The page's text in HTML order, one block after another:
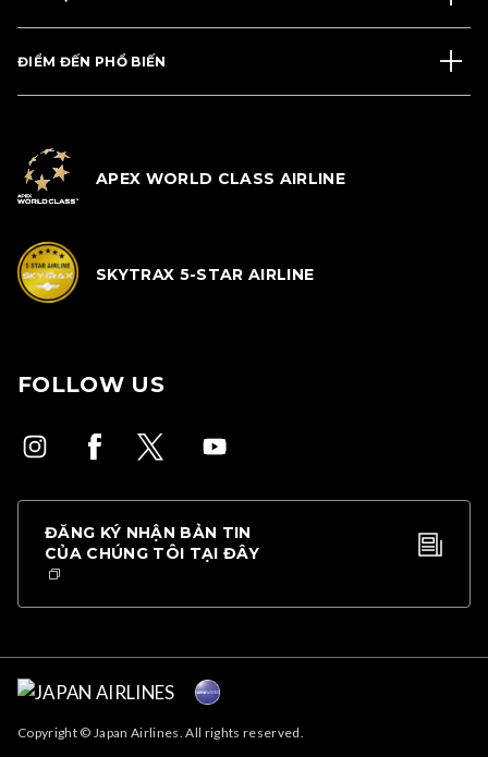
ĐIỂM ĐẾN PHỔ BIẾN
APEX WORLD CLASS AIRLINE
SKYTRAX 5-STAR AIRLINE
FOLLOW US
ĐĂNG KÝ NHẬN BẢN TIN
CỦA CHÚNG TÔI TẠI ĐÂY
Copyright © Japan Airlines. All rights reserved.